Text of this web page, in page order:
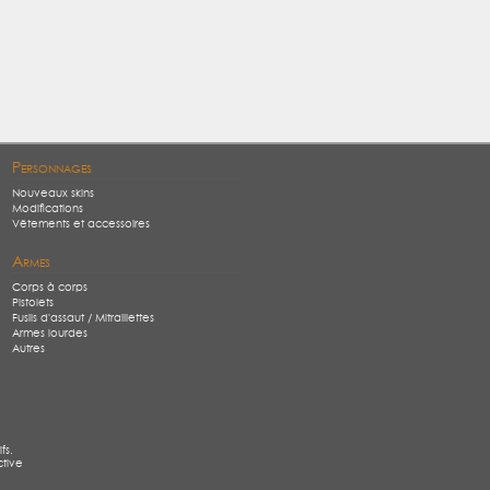
Personnages
Nouveaux skins
Modifications
Vêtements et accessoires
Armes
Corps à corps
Pistolets
Fusils d'assaut / Mitraillettes
Armes lourdes
Autres